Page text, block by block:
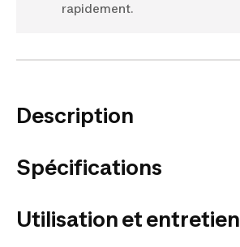
rapidement.
Description
Spécifications
Utilisation et entretien